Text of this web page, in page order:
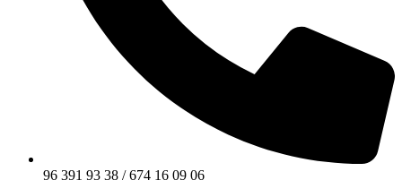
96 391 93 38 / 674 16 09 06